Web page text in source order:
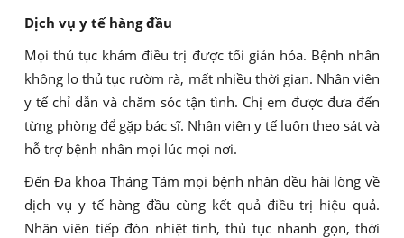
Dịch vụ y tế hàng đầu
Mọi thủ tục khám điều trị được tối giản hóa. Bệnh nhân
không lo thủ tục rườm rà, mất nhiều thời gian. Nhân viên
y tế chỉ dẫn và chăm sóc tận tình. Chị em được đưa đến
từng phòng để gặp bác sĩ. Nhân viên y tế luôn theo sát và
hỗ trợ bệnh nhân mọi lúc mọi nơi.
Đến Đa khoa Tháng Tám mọi bệnh nhân đều hài lòng về
dịch vụ y tế hàng đầu cùng kết quả điều trị hiệu quả.
Nhân viên tiếp đón nhiệt tình, thủ tục nhanh gọn, thời